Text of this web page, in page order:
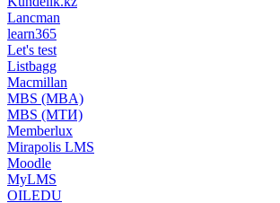
Lancman
learn365
Let's test
Listbagg
Macmillan
MBS (MBA)
MBS (МТИ)
Memberlux
Mirapolis LMS
Moodle
MyLMS
OILEDU